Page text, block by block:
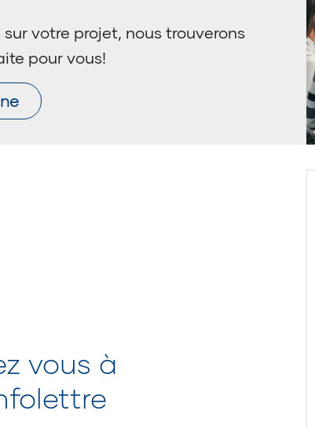
votre projet, nous trouverons
pour vous!
vous à